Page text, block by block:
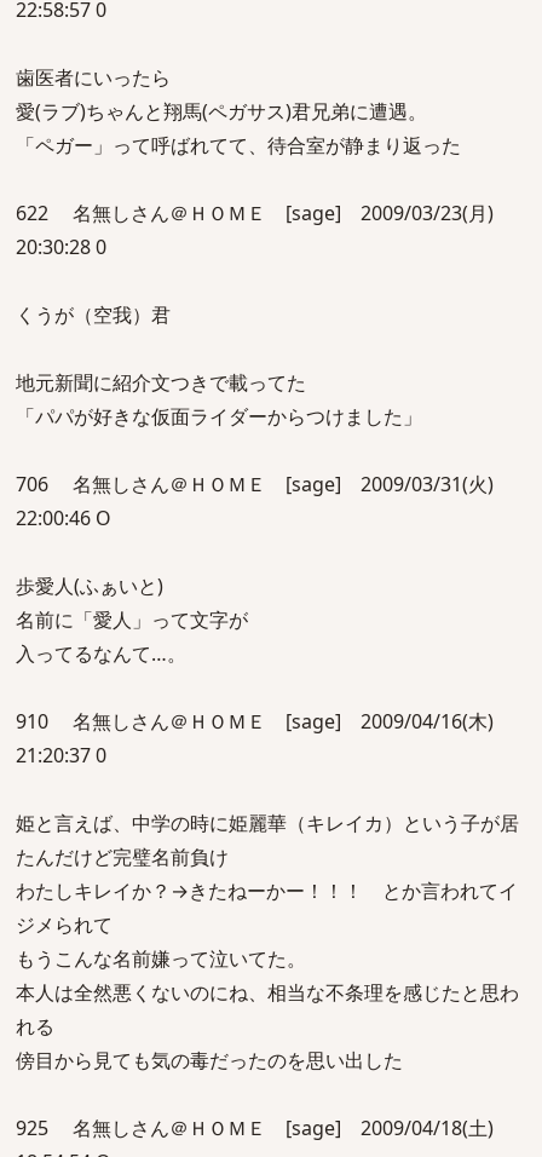
22:58:57 0
歯医者にいったら
愛(ラブ)ちゃんと翔馬(ペガサス)君兄弟に遭遇。
「ペガー」って呼ばれてて、待合室が静まり返った
622 名無しさん＠ＨＯＭＥ [sage] 2009/03/23(月)
20:30:28 0
くうが（空我）君
地元新聞に紹介文つきで載ってた
「パパが好きな仮面ライダーからつけました」
706 名無しさん＠ＨＯＭＥ [sage] 2009/03/31(火)
22:00:46 O
歩愛人(ふぁいと)
名前に「愛人」って文字が
入ってるなんて…。
910 名無しさん＠ＨＯＭＥ [sage] 2009/04/16(木)
21:20:37 0
姫と言えば、中学の時に姫麗華（キレイカ）という子が居
たんだけど完璧名前負け
わたしキレイか？→きたねーかー！！！ とか言われてイ
ジメられて
もうこんな名前嫌って泣いてた。
本人は全然悪くないのにね、相当な不条理を感じたと思わ
れる
傍目から見ても気の毒だったのを思い出した
925 名無しさん＠ＨＯＭＥ [sage] 2009/04/18(土)